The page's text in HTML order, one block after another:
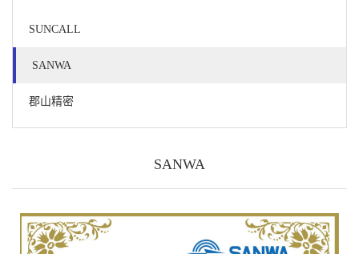
SUNCALL
SANWA
郡山精密
SANWA